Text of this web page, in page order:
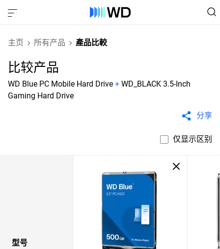
主页 所有产品 產品比較
比较产品
WD Blue PC Mobile Hard Drive + WD_BLACK 3.5-Inch
Gaming Hard Drive
分享
仅显示区别
型号